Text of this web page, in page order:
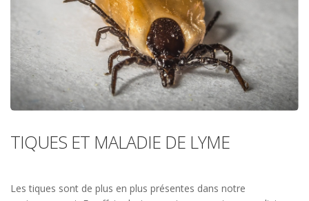
TIQUES ET MALADIE DE LYME
Les tiques sont de plus en plus présentes dans notre